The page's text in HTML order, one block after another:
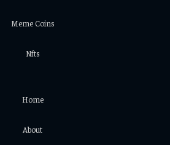
Meme Coins
Nfts
Home
About